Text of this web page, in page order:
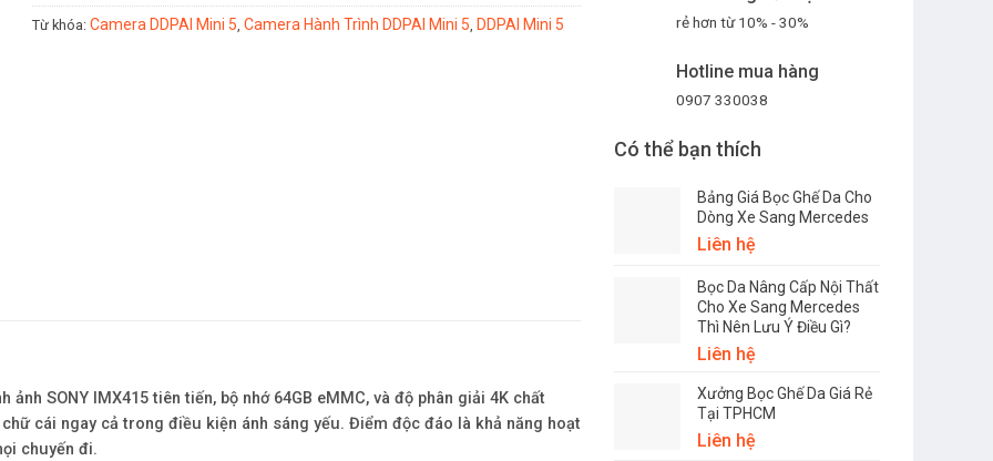
rẻ hơn từ 10% - 30%
Hotline mua hàng
0907 330038
Có thể bạn thích
Bảng Giá Bọc Ghế Da Cho
Dòng Xe Sang Mercedes
Liên hệ
Bọc Da Nâng Cấp Nội Thất
Cho Xe Sang Mercedes
Thì Nên Lưu Ý Điều Gì?
Liên hệ
Xưởng Bọc Ghế Da Giá Rẻ
Tại TPHCM
Liên hệ
Từ khóa: Camera DDPAI Mini 5 Camera Hành Trình DDPAI Mini 5 DDPAI Mini 5
ảnh SONY IMX415 tiên tiến, bộ nhớ 64GB eMMC, và độ phân giải 4K chất
cái ngay cả trong điều kiện ánh sáng yếu. Điểm độc đáo là khả năng hoạt
chuyến đi.